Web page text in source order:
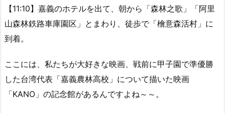
【11:10】嘉義のホテルを出て、朝から「森林之歌」「阿里
山森林鉄路車庫園区」とまわり、徒歩で「檜意森活村」に
到着。
ここには、私たちが大好きな映画、戦前に甲子園で準優勝
した台湾代表「嘉義農林高校」について描いた映画
「KANO」の記念館があるんですよね～～。